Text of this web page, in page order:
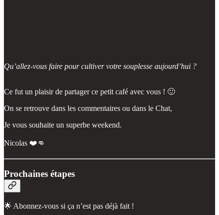
Qu’allez-vous faire pour cultiver votre souplesse aujourd’hui ?
Ce fut un plaisir de partager ce petit café avec vous ! 🙂
On se retrouve dans les commentaires ou dans le Chat,
Je vous souhaite un superbe weekend.
Nicolas ❤️👊
Prochaines étapes
🌟 Abonnez-vous si ça n’est pas déjà fait !